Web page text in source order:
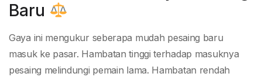
Baru
Gaya ini mengukur seberapa mudah pesaing baru
masuk ke pasar. Hambatan tinggi terhadap masuknya
pesaing melindungi pemain lama. Hambatan rendah